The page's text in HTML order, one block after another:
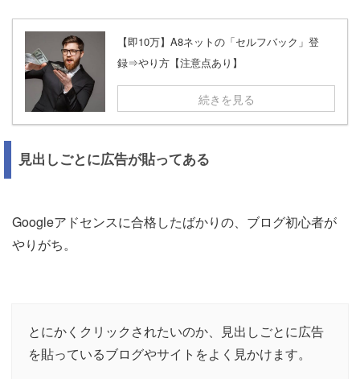
【即10万】A8ネットの「セルフバック」登
録⇒やり方【注意点あり】
続きを見る
見出しごとに広告が貼ってある
Googleアドセンスに合格したばかりの、ブログ初心者が
やりがち。
とにかくクリックされたいのか、見出しごとに広告
を貼っているブログやサイトをよく見かけます。